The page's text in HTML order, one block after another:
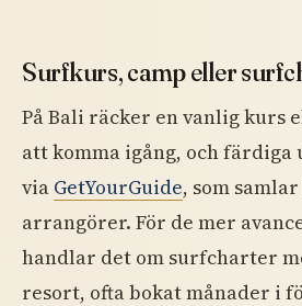
Surfkurs, camp eller
På Bali räcker en vanlig kurs
att komma igång, och färdiga
via GetYourGuide, som
arrangörer. För de mer
handlar det om surfcharter
resort, ofta bokat månader i